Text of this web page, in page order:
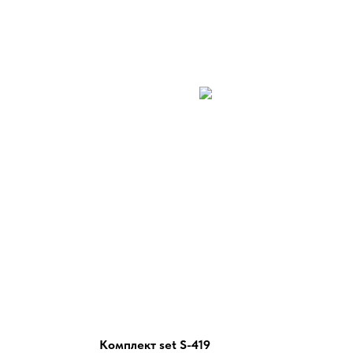
Комплект set S-419